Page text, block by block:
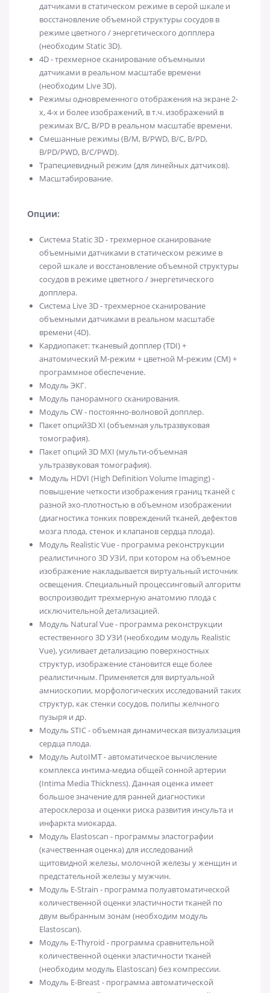
датчиками в статическом режиме в серой шкале и
восстановление объемной структуры сосудов в
режиме цветного / энергетического допплера
(необходим Static 3D).
4D - трехмерное сканирование объемными
датчиками в реальном масштабе времени
(необходим Live 3D).
Режимы одновременного отображения на экране 2-
х, 4-х и более изображений, в т.ч. изображений в
режимах B/C, B/PD в реальном масштабе времени.
Смешанные режимы (B/M, B/PWD, B/C, B/PD,
B/PD/PWD, B/C/PWD).
Трапециевидный режим (для линейных датчиков).
Масштабирование.
Опции:
Система Static 3D - трехмерное сканирование
объемными датчиками в статическом режиме в
серой шкале и восстановление объемной структуры
сосудов в режиме цветного / энергетического
допплера.
Система Live 3D - трехмерное сканирование
объемными датчиками в реальном масштабе
времени (4D).
Кардиопакет: тканевый допплер (TDI) +
анатомический М-режим + цветной М-режим (CM) +
программное обеспечение.
Модуль ЭКГ.
Модуль панорамного сканирования.
Модуль CW - постоянно-волновой допплер.
Пакет опций3D XI (объемная ультразвуковая
томография).
Пакет опций 3D MXI (мульти-объемная
ультразвуковая томография).
Модуль HDVI (High Definition Volume Imaging) -
повышение четкости изображения границ тканей с
разной эхо-плотностью в объемном изображении
(диагностика тонких повреждений тканей, дефектов
мозга плода, стенок и клапанов сердца плода).
Модуль Realistic Vue - программа реконструкции
реалистичного 3D УЗИ, при котором на объемное
изображение накладывается виртуальный источник
освещения. Специальный процессинговый алгоритм
воспроизводит трехмерную анатомию плода с
исключительной детализацией.
Модуль Natural Vue - программа реконструкции
естественного 3D УЗИ (необходим модуль Realistic
Vue), усиливает детализацию поверхностных
структур, изображение становится еще более
реалистичным. Применяется для виртуальной
амниоскопии, морфологических исследований таких
структур, как стенки сосудов, полипы желчного
пузыря и др.
Модуль STIC - объемная динамическая визуализация
сердца плода.
Модуль AutoIMT - автоматическое вычисление
комплекса интима-медиа общей сонной артерии
(Intima Media Thickness). Данная оценка имеет
большое значение для ранней диагностики
атеросклероза и оценки риска развития инсульта и
инфаркта миокарда.
Модуль Elastoscan - программы эластографии
(качественная оценка) для исследований
щитовидной железы, молочной железы у женщин и
предстательной железы у мужчин.
Mодуль E-Strain - программа полуавтоматической
количественной оценки эластичности тканей по
двум выбранным зонам (необходим модуль
Elastoscan).
Модуль E-Thyroid - программа сравнительной
количественной оценки эластичности тканей
(необходим модуль Elastoscan) без компрессии.
Mодуль E-Breast - программа автоматической